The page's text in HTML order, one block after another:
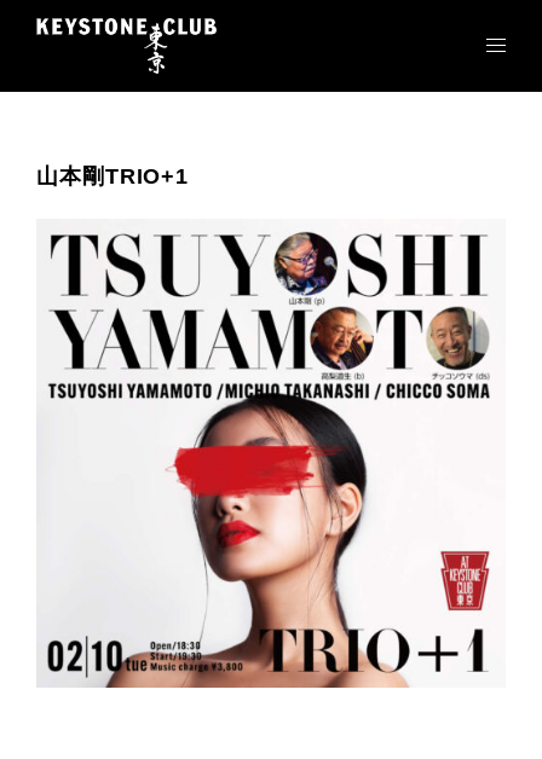
ン
山本剛TRIO+1